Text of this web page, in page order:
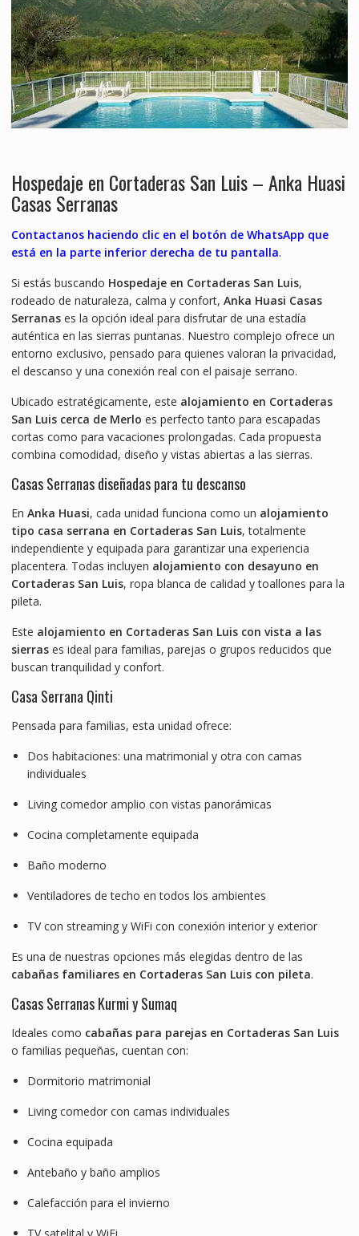
Hospedaje en Cortaderas San Luis – Anka Huasi
Casas Serranas
Contactanos haciendo clic en el botón de WhatsApp que
está en la parte inferior derecha de tu pantalla.
Si estás buscando Hospedaje en Cortaderas San Luis,
rodeado de naturaleza, calma y confort, Anka Huasi Casas
Serranases la opción ideal para disfrutar de una estadía
auténtica en las sierras puntanas. Nuestro complejo ofrece un
entorno exclusivo, pensado para quienes valoran la privacidad,
el descanso y una conexión real con el paisaje serrano.
Ubicado estratégicamente, este alojamiento en Cortaderas
San Luis cerca de Merlo es perfecto tanto para escapadas
cortas como para vacaciones prolongadas. Cada propuesta
combina comodidad, diseño y vistas abiertas a las sierras.
Casas Serranas diseñadas para tu descanso
En Anka Huasi, cada unidad funciona como un alojamiento
tipo casa serrana en Cortaderas San Luis, totalmente
independiente y equipada para garantizar una experiencia
placentera. Todas incluyen alojamiento con desayuno en
Cortaderas San Luis, ropa blanca de calidad y toallones para la
pileta.
Este alojamiento en Cortaderas San Luis con vista a las
sierrases ideal para familias, parejas o grupos reducidos que
buscan tranquilidad y confort.
Casa Serrana Qinti
Pensada para familias, esta unidad ofrece:
Dos habitaciones: una matrimonial y otra con camas
individuales
Living comedor amplio con vistas panorámicas
Cocina completamente equipada
Baño moderno
Ventiladores de techo en todos los ambientes
TV con streaming y WiFi con conexión interior y exterior
Es una de nuestras opciones más elegidas dentro de las
cabañas familiares en Cortaderas San Luis con pileta.
Casas Serranas Kurmi y Sumaq
Ideales como cabañas para parejas en Cortaderas San Luis
o familias pequeñas, cuentan con:
Dormitorio matrimonial
Living comedor con camas individuales
Cocina equipada
Antebaño y baño amplios
Calefacción para el invierno